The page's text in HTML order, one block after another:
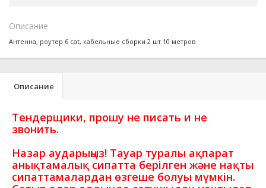
Описание
Антенна, роутер 6 cat, кабельные сборки 2 шт 10 метров
Описание
Тендерщики, прошу не писать и не
звонить.
Назар аударыңыз! Тауар туралы ақпарат
анықтамалық сипатта берілген және нақты
сипаттамалардан өзгеше болуы мүмкін.